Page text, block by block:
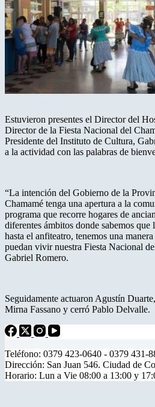
Estuvieron presentes el Director del
Director de la Fiesta Nacional del
Presidente del Instituto de Cultura,
a la actividad con las palabras de
“La intención del Gobierno de la
Chamamé tenga una apertura a la
programa que recorre hogares de
diferentes ámbitos donde sabemos que
hasta el anfiteatro, tenemos una
puedan vivir nuestra Fiesta Nacional
Gabriel Romero.
Seguidamente actuaron Agustín
Mirna Fassano y cerró Pablo Delvalle.
Teléfono: 0379 423-0640 - 0379 431-
Dirección: San Juan 546. Ciudad de
Horario: Lun a Vie 08:00 a 13:00 y